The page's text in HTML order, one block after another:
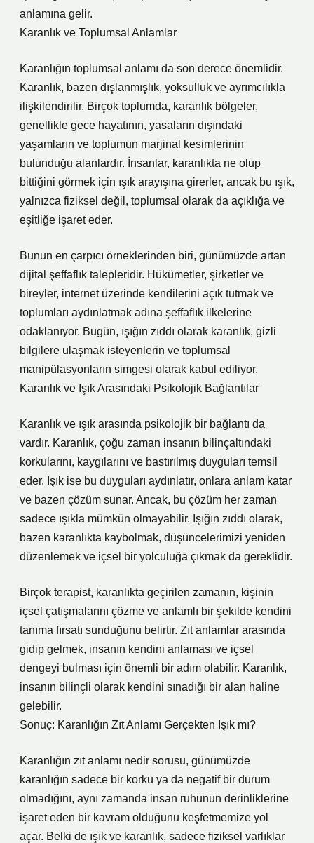
anlamına gelir.
Karanlık ve Toplumsal Anlamlar
Karanlığın toplumsal anlamı da son derece önemlidir.
Karanlık, bazen dışlanmışlık, yoksulluk ve ayrımcılıkla
ilişkilendirilir. Birçok toplumda, karanlık bölgeler,
genellikle gece hayatının, yasaların dışındaki
yaşamların ve toplumun marjinal kesimlerinin
bulunduğu alanlardır. İnsanlar, karanlıkta ne olup
bittiğini görmek için ışık arayışına girerler, ancak bu ışık,
yalnızca fiziksel değil, toplumsal olarak da açıklığa ve
eşitliğe işaret eder.
Bunun en çarpıcı örneklerinden biri, günümüzde artan
dijital şeffaflık talepleridir. Hükümetler, şirketler ve
bireyler, internet üzerinde kendilerini açık tutmak ve
toplumları aydınlatmak adına şeffaflık ilkelerine
odaklanıyor. Bugün, ışığın zıddı olarak karanlık, gizli
bilgilere ulaşmak isteyenlerin ve toplumsal
manipülasyonların simgesi olarak kabul ediliyor.
Karanlık ve Işık Arasındaki Psikolojik Bağlantılar
Karanlık ve ışık arasında psikolojik bir bağlantı da
vardır. Karanlık, çoğu zaman insanın bilinçaltındaki
korkularını, kaygılarını ve bastırılmış duyguları temsil
eder. Işık ise bu duyguları aydınlatır, onlara anlam katar
ve bazen çözüm sunar. Ancak, bu çözüm her zaman
sadece ışıkla mümkün olmayabilir. Işığın zıddı olarak,
bazen karanlıkta kaybolmak, düşüncelerimizi yeniden
düzenlemek ve içsel bir yolculuğa çıkmak da gereklidir.
Birçok terapist, karanlıkta geçirilen zamanın, kişinin
içsel çatışmalarını çözme ve anlamlı bir şekilde kendini
tanıma fırsatı sunduğunu belirtir. Zıt anlamlar arasında
gidip gelmek, insanın kendini anlaması ve içsel
dengeyi bulması için önemli bir adım olabilir. Karanlık,
insanın bilinçli olarak kendini sınadığı bir alan haline
gelebilir.
Sonuç: Karanlığın Zıt Anlamı Gerçekten Işık mı?
Karanlığın zıt anlamı nedir sorusu, günümüzde
karanlığın sadece bir korku ya da negatif bir durum
olmadığını, aynı zamanda insan ruhunun derinliklerine
işaret eden bir kavram olduğunu keşfetmemize yol
açar. Belki de ışık ve karanlık, sadece fiziksel varlıklar